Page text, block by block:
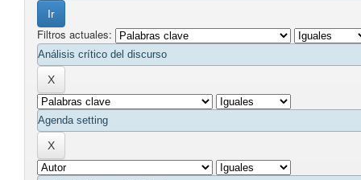
Filtros actuales: